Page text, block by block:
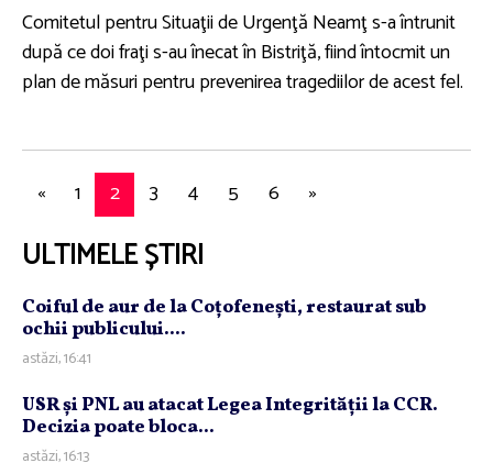
Comitetul pentru Situaţii de Urgenţă Neamţ s-a întrunit
după ce doi fraţi s-au înecat în Bistriţă, fiind întocmit un
plan de măsuri pentru prevenirea tragediilor de acest fel.
« 1 2 3 4 5 6 »
ULTIMELE ȘTIRI
Coiful de aur de la Coţofeneşti, restaurat sub
ochii publicului....
astăzi, 16:41
USR şi PNL au atacat Legea Integrităţii la CCR.
Decizia poate bloca...
astăzi, 16:13